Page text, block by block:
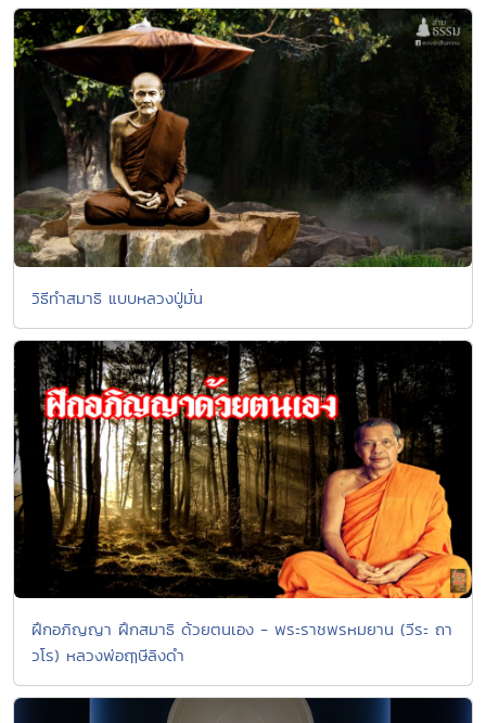
วิธีทำสมาธิ แบบหลวงปู่มั่น
ฝึกอภิญญา ฝึกสมาธิ ด้วยตนเอง - พระราชพรหมยาน (วีระ ถา
วโร) หลวงพ่อฤๅษีลิงดำ